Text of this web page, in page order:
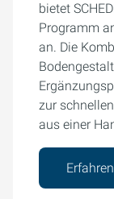
bietet
Programm
an. Die
zur
aus einer